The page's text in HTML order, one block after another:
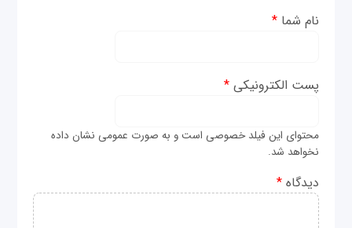
نام شما*
پست الکترونیکی*
محتوای این فیلد خصوصی است و به صورت عمومی نشان داده
نخواهد شد.
دیدگاه*